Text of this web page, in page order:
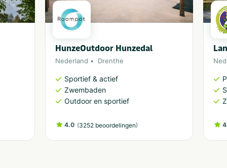
HunzeOutdoor Hunzedal
Nederland Drenthe
Sportief & actief
Zwembaden
Outdoor en sportief
4.0 (3252 beoordelingen)